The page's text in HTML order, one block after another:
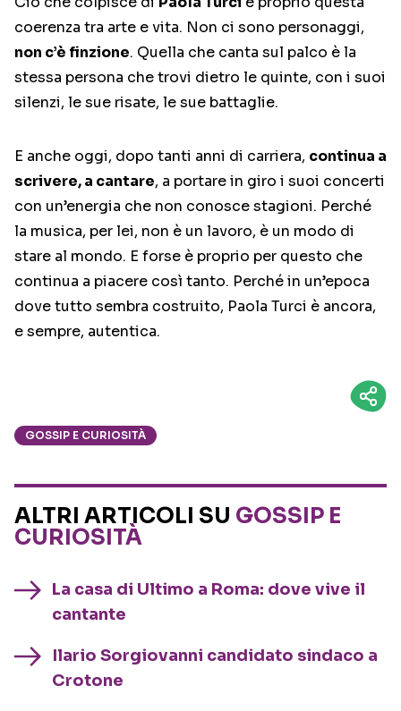
coerenza tra arte e vita. Non ci sono personaggi,
non c’è finzione. Quella che canta sul palco è la
stessa persona che trovi dietro le quinte, con i suoi
silenzi, le sue risate, le sue battaglie.
E anche oggi, dopo tanti anni di carriera, continua a
scrivere, a cantare, a portare in giro i suoi concerti
con un’energia che non conosce stagioni. Perché
la musica, per lei, non è un lavoro, è un modo di
stare al mondo. E forse è proprio per questo che
continua a piacere così tanto. Perché in un’epoca
dove tutto sembra costruito, Paola Turci è ancora,
e sempre, autentica.
GOSSIP E CURIOSITÀ
ALTRI ARTICOLI SU GOSSIP E
CURIOSITÀ
La casa di Ultimo a Roma: dove vive il
cantante
Ilario Sorgiovanni candidato sindaco a
Crotone